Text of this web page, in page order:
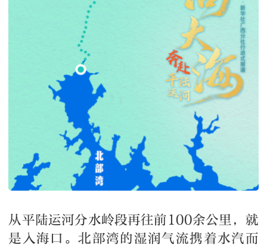
从平陆运河分水岭段再往前100余公里，就
是入海口。北部湾的湿润气流携着水汽而